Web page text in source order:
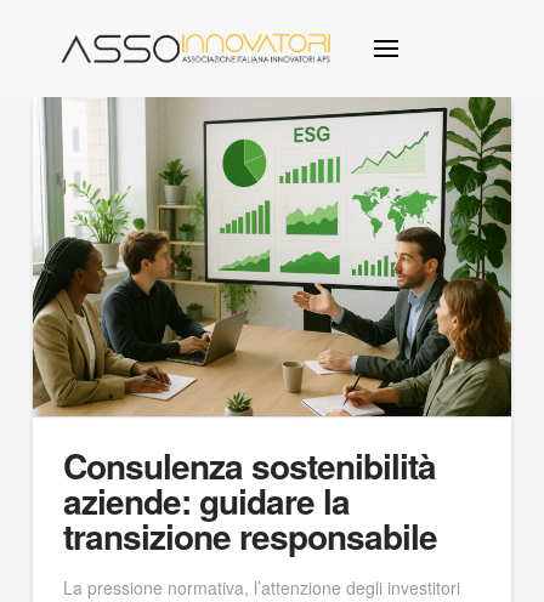
Consulenza sostenibilità
aziende: guidare la
transizione responsabile
La pressione normativa, l’attenzione degli investitori